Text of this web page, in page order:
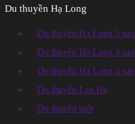
Du thuyền Hạ Long
Du thuyền Hạ Long 5 sao
Du thuyền Hạ Long 4 sao
Du thuyền Hạ Long 3 sao
Du thuyền Lan Hạ
Du thuyền mới